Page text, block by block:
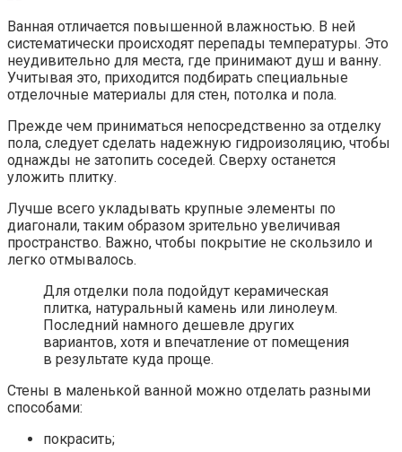
Ванная отличается повышенной влажностью. В ней
систематически происходят перепады температуры. Это
неудивительно для места, где принимают душ и ванну.
Учитывая это, приходится подбирать специальные
отделочные материалы для стен, потолка и пола.
Прежде чем приниматься непосредственно за отделку
пола, следует сделать надежную гидроизоляцию, чтобы
однажды не затопить соседей. Сверху останется
уложить плитку.
Лучше всего укладывать крупные элементы по
диагонали, таким образом зрительно увеличивая
пространство. Важно, чтобы покрытие не скользило и
легко отмывалось.
Для отделки пола подойдут керамическая
плитка, натуральный камень или линолеум.
Последний намного дешевле других
вариантов, хотя и впечатление от помещения
в результате куда проще.
Стены в маленькой ванной можно отделать разными
способами:
покрасить;